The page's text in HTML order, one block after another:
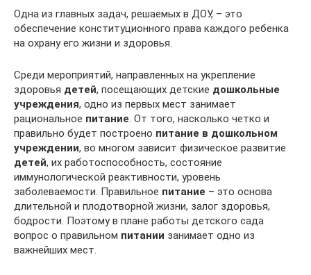
Одна из главных задач, решаемых в ДОУ, – это
обеспечение конституционного права каждого ребенка
на охрану его жизни и здоровья.
Среди мероприятий, направленных на укрепление
здоровья детей, посещающих детские дошкольные
учреждения, одно из первых мест занимает
рациональное питание. От того, насколько четко и
правильно будет построено питание в дошкольном
учреждении, во многом зависит физическое развитие
детей, их работоспособность, состояние
иммунологической реактивности, уровень
заболеваемости. Правильное питание – это основа
длительной и плодотворной жизни, залог здоровья,
бодрости. Поэтому в плане работы детского сада
вопрос о правильном питании занимает одно из
важнейших мест.